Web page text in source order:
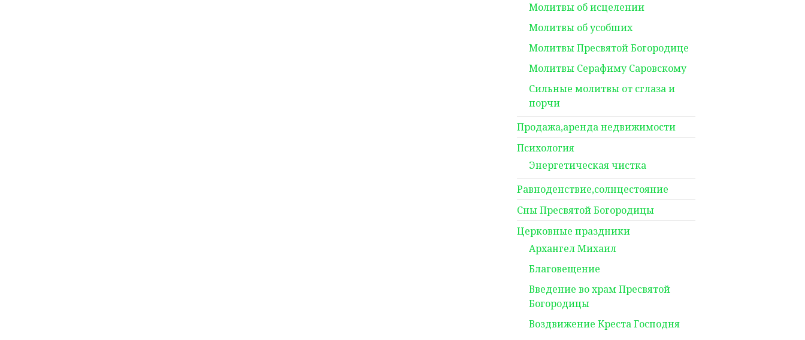
Молитвы об исцелении
Молитвы об усобших
Молитвы Пресвятой Богородице
Молитвы Серафиму Саровскому
Сильные молитвы от сглаза и
порчи
Продажа,аренда недвижимости
Психология
Энергетическая чистка
Равноденствие,солнцестояние
Сны Пресвятой Богородицы
Церковные праздники
Архангел Михаил
Благовещение
Введение во храм Пресвятой
Богородицы
Воздвижение Креста Господня